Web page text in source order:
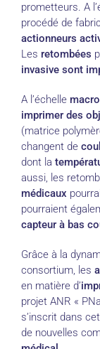
prometteurs. A
procédé de
actionneurs
Les retombées
invasive sont
A l’échelle
imprimer des
(matrice
changent de
dont la
aussi, les
médicaux
pourraient
capteur à bas
Grâce à la
consortium, les
en matière d’
projet ANR «
s’inscrit dans
de nouvelles